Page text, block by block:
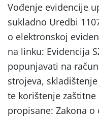
Vođenje evidencije
sukladno Uredbi
o elektronskoj
na linku: Evidencija
popunjavati na
strojeva,
te korištenje
propisane: Zakona